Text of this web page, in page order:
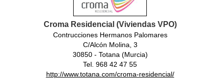
Croma Residencial (Viviendas VPO)
Contrucciones Hermanos Palomares
C/Alcón Molina, 3
30850 - Totana (Murcia)
Tel. 968 42 47 55
http://www.totana.com/croma-residencial/